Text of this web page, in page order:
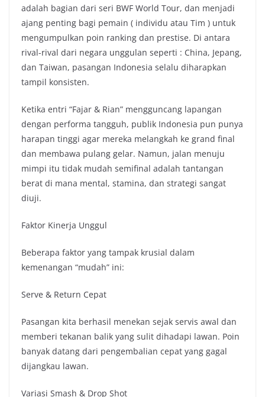
adalah bagian dari seri BWF World Tour, dan menjadi
ajang penting bagi pemain ( individu atau Tim ) untuk
mengumpulkan poin ranking dan prestise. Di antara
rival-rival dari negara unggulan seperti : China, Jepang,
dan Taiwan, pasangan Indonesia selalu diharapkan
tampil konsisten.
Ketika entri “Fajar & Rian” mengguncang lapangan
dengan performa tangguh, publik Indonesia pun punya
harapan tinggi agar mereka melangkah ke grand final
dan membawa pulang gelar. Namun, jalan menuju
mimpi itu tidak mudah semifinal adalah tantangan
berat di mana mental, stamina, dan strategi sangat
diuji.
Faktor Kinerja Unggul
Beberapa faktor yang tampak krusial dalam
kemenangan “mudah” ini:
Serve & Return Cepat
Pasangan kita berhasil menekan sejak servis awal dan
memberi tekanan balik yang sulit dihadapi lawan. Poin
banyak datang dari pengembalian cepat yang gagal
dijangkau lawan.
Variasi Smash & Drop Shot